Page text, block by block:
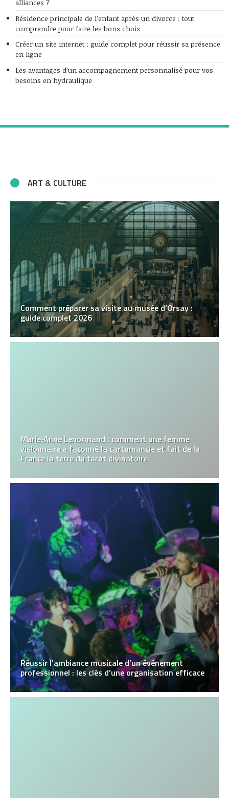
alliances ?
Résidence principale de l’enfant après un divorce : tout
comprendre pour faire les bons choix
Créer un site internet : guide complet pour réussir sa présence
en ligne
Les avantages d’un accompagnement personnalisé pour vos
besoins en hydraulique
ART & CULTURE
Comment préparer sa visite au musée d’Orsay :
guide complet 2026
Marie‑Anne Lenormand : comment une femme
visionnaire a façonné la cartomancie et fait de la
France la terre du tarot divinatoire
Réussir l’ambiance musicale d’un événement
professionnel : les clés d’une organisation efficace